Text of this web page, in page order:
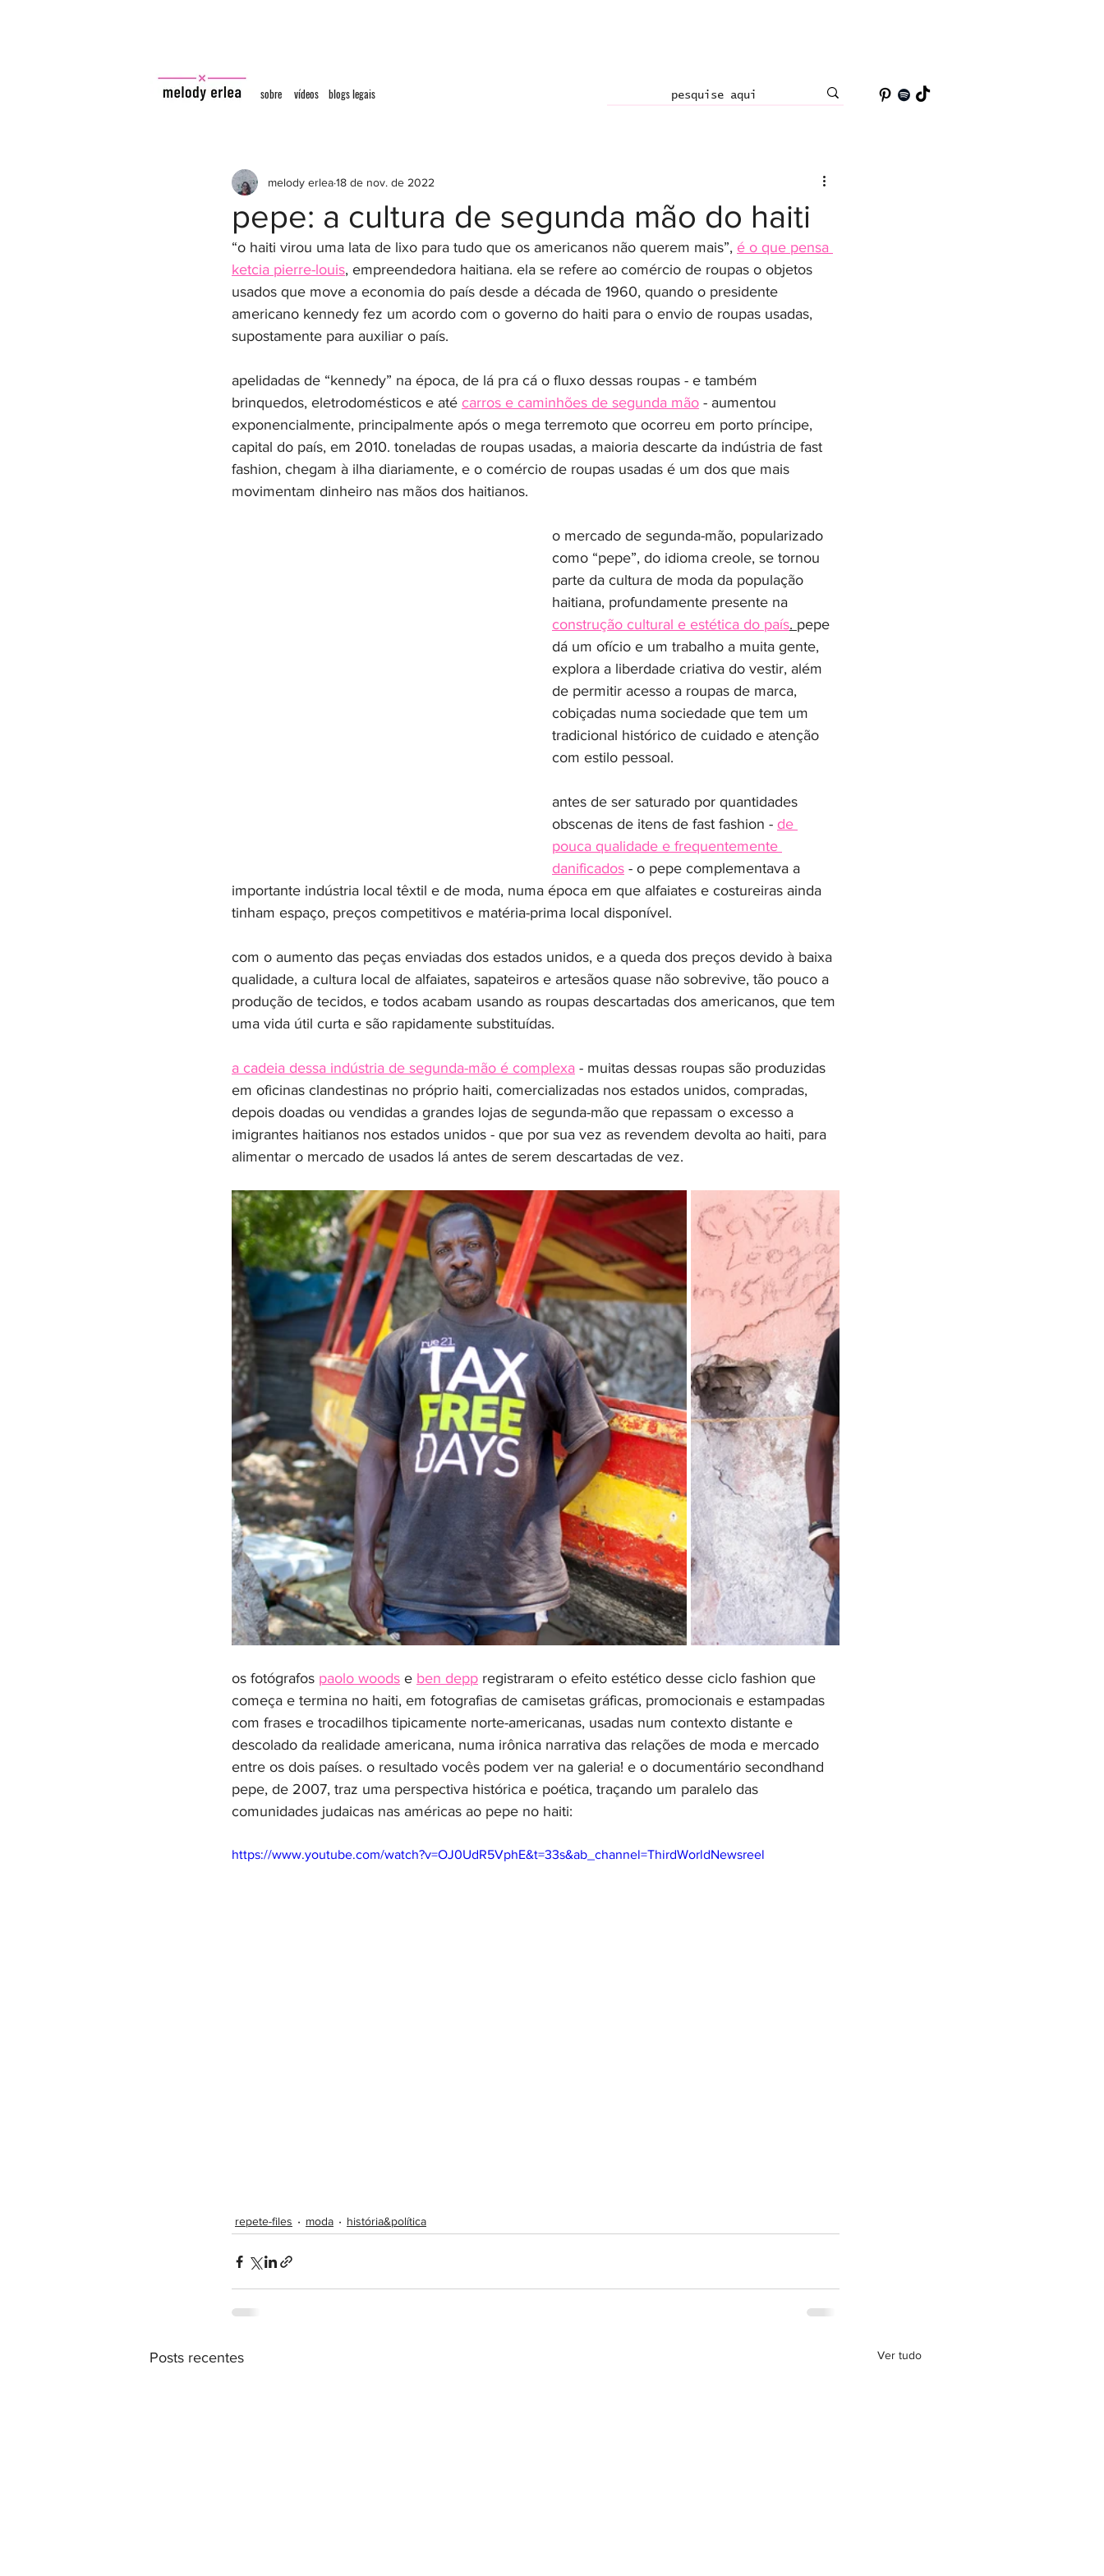
sobre vídeos blogs legais
pepe: a cultura de segunda mão do haiti
melody erlea18 de nov. de 2022
“o haiti virou uma lata de lixo para tudo que os americanos não querem mais”, é o que pensa
ketcia pierre-louis, empreendedora haitiana. ela se refere ao comércio de roupas o objetos
usados que move a economia do país desde a década de 1960, quando o presidente
americano kennedy fez um acordo com o governo do haiti para o envio de roupas usadas,
supostamente para auxiliar o país.
apelidadas de “kennedy” na época, de lá pra cá o fluxo dessas roupas - e também
brinquedos, eletrodomésticos e até carros e caminhões de segunda mão - aumentou
exponencialmente, principalmente após o mega terremoto que ocorreu em porto príncipe,
capital do país, em 2010. toneladas de roupas usadas, a maioria descarte da indústria de fast
fashion, chegam à ilha diariamente, e o comércio de roupas usadas é um dos que mais
movimentam dinheiro nas mãos dos haitianos.
o mercado de segunda-mão, popularizado
como “pepe”, do idioma creole, se tornou
parte da cultura de moda da população
haitiana, profundamente presente na
construção cultural e estética do país. pepe
dá um ofício e um trabalho a muita gente,
explora a liberdade criativa do vestir, além
de permitir acesso a roupas de marca,
cobiçadas numa sociedade que tem um
tradicional histórico de cuidado e atenção
com estilo pessoal.
antes de ser saturado por quantidades
obscenas de itens de fast fashion - de
pouca qualidade e frequentemente
danificados - o pepe complementava a
importante indústria local têxtil e de moda, numa época em que alfaiates e costureiras ainda
tinham espaço, preços competitivos e matéria-prima local disponível.
com o aumento das peças enviadas dos estados unidos, e a queda dos preços devido à baixa
qualidade, a cultura local de alfaiates, sapateiros e artesãos quase não sobrevive, tão pouco a
produção de tecidos, e todos acabam usando as roupas descartadas dos americanos, que tem
uma vida útil curta e são rapidamente substituídas.
a cadeia dessa indústria de segunda-mão é complexa - muitas dessas roupas são produzidas
em oficinas clandestinas no próprio haiti, comercializadas nos estados unidos, compradas,
depois doadas ou vendidas a grandes lojas de segunda-mão que repassam o excesso a
imigrantes haitianos nos estados unidos - que por sua vez as revendem devolta ao haiti, para
alimentar o mercado de usados lá antes de serem descartadas de vez.
os fotógrafos paolo woods e ben depp registraram o efeito estético desse ciclo fashion que
começa e termina no haiti, em fotografias de camisetas gráficas, promocionais e estampadas
com frases e trocadilhos tipicamente norte-americanas, usadas num contexto distante e
descolado da realidade americana, numa irônica narrativa das relações de moda e mercado
entre os dois países. o resultado vocês podem ver na galeria! e o documentário secondhand
pepe, de 2007, traz uma perspectiva histórica e poética, traçando um paralelo das
comunidades judaicas nas américas ao pepe no haiti:
https://www.youtube.com/watch?v=OJ0UdR5VphE&t=33s&ab_channel=ThirdWorldNewsreel
repete-files moda história&política
Posts recentes Ver tudo